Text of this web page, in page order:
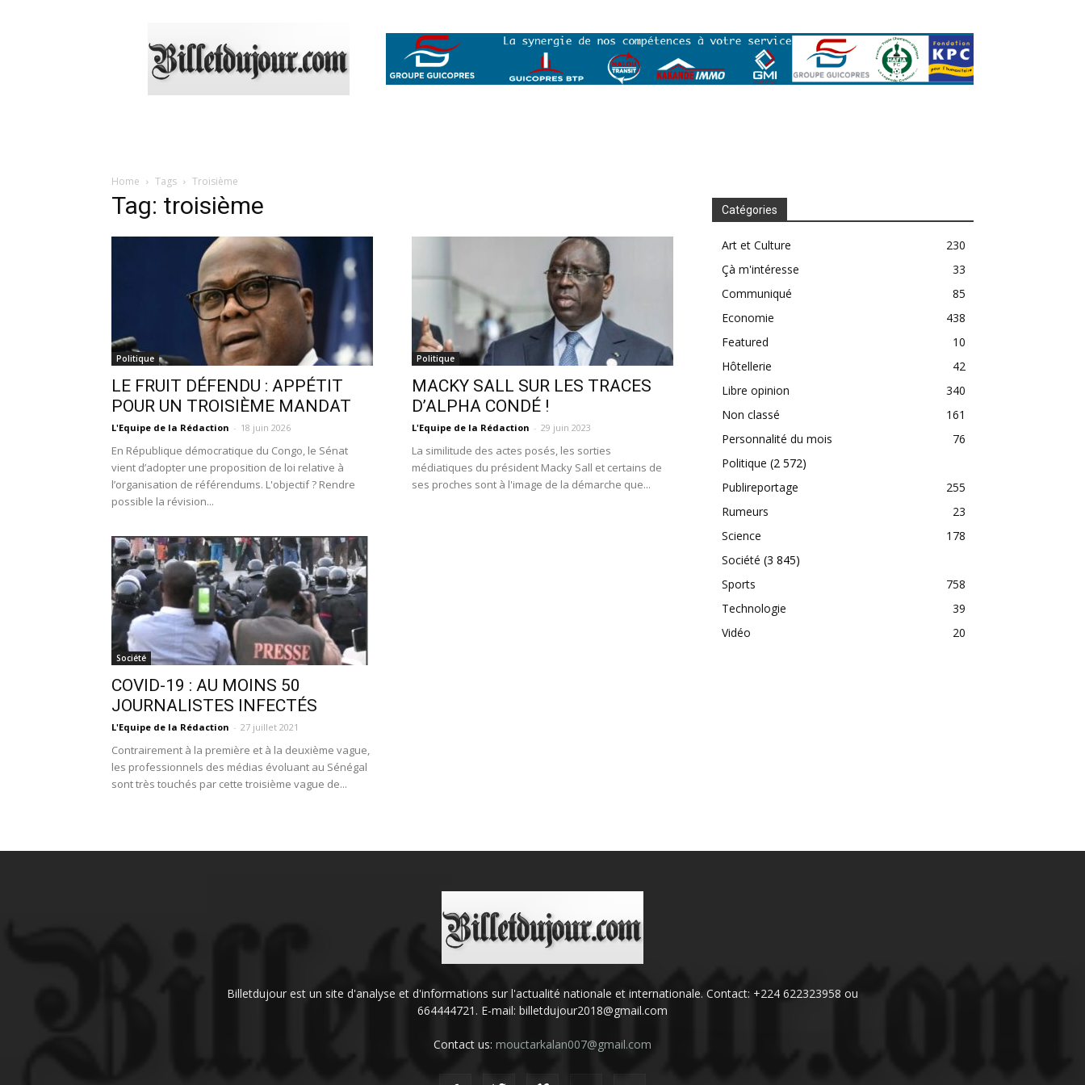
Home Tags Troisième
Tag: troisième
Politique
LE FRUIT DÉFENDU : APPÉTIT
POUR UN TROISIÈME MANDAT
L'Equipe de la Rédaction - 18 juin 2026
En République démocratique du Congo, le Sénat
vient d’adopter une proposition de loi relative à
l’organisation de référendums. L'objectif ? Rendre
possible la révision...
Politique
MACKY SALL SUR LES TRACES
D’ALPHA CONDÉ !
L'Equipe de la Rédaction - 29 juin 2023
La similitude des actes posés, les sorties
médiatiques du président Macky Sall et certains de
ses proches sont à l'image de la démarche que...
Société
COVID-19 : AU MOINS 50
JOURNALISTES INFECTÉS
L'Equipe de la Rédaction - 27 juillet 2021
Contrairement à la première et à la deuxième vague,
les professionnels des médias évoluant au Sénégal
sont très touchés par cette troisième vague de...
Catégories
Art et Culture
230
Çà m'intéresse
33
Communiqué
85
Economie
438
Featured
10
Hôtellerie
42
Libre opinion
340
Non classé
161
Personnalité du mois
76
Politique (2 572)
Publireportage
255
Rumeurs
23
Science
178
Société (3 845)
Sports
758
Technologie
39
Vidéo
20
Billetdujour est un site d'analyse et d'informations sur l'actualité nationale et internationale. Contact: +224 622323958 ou
664444721. E-mail: billetdujour2018@gmail.com
Contact us: mouctarkalan007@gmail.com